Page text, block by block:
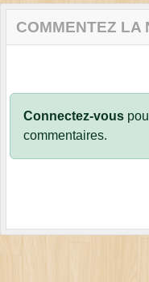
COMMENTEZ LA
Connectez-vous
commentaires.